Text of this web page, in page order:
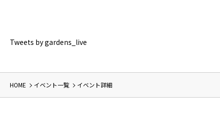
Tweets by gardens_live
HOME イベント一覧 イベント詳細